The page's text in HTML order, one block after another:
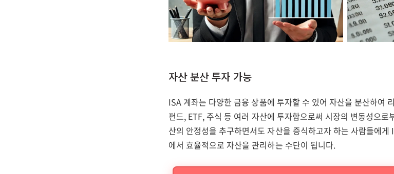
자산 분산 투자 가능
ISA 계좌는 다양한 금융 상품에 투자할 수 있어 자산을 분산하여
펀드, ETF, 주식 등 여러 자산에 투자함으로써 시장의 변동성으
산의 안정성을 추구하면서도 자산을 증식하고자 하는 사람들에
에서 효율적으로 자산을 관리하는 수단이 됩니다.